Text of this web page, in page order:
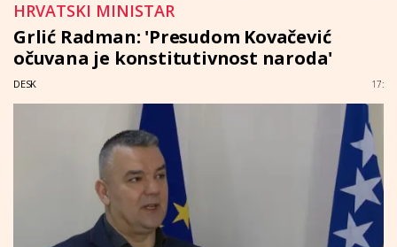
HRVATSKI MINISTAR
Grlić Radman: 'Presudom Kovačević
očuvana je konstitutivnost naroda'
DESK 17: